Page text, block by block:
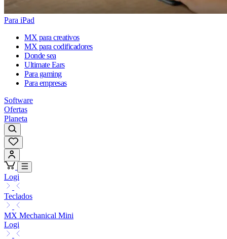
Para iPad
MX para creativos
MX para codificadores
Donde sea
Ultimate Ears
Para gaming
Para empresas
Software
Ofertas
Planeta
Logi
Teclados
MX Mechanical Mini
Logi